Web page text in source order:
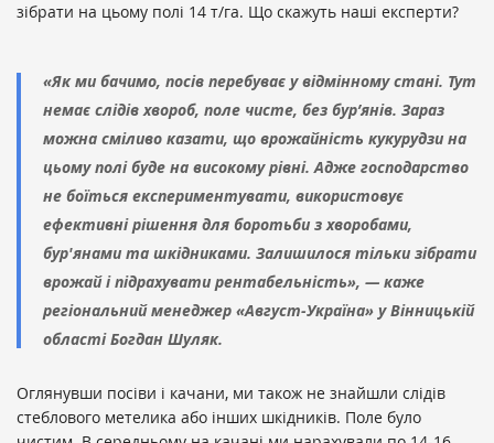
зібрати на цьому полі 14 т/га. Що скажуть наші експерти?
«Як ми бачимо, посів перебуває у відмінному стані. Тут
немає слідів хвороб, поле чисте, без бур’янів. Зараз
можна сміливо казати, що врожайність кукурудзи на
цьому полі буде на високому рівні. Адже господарство
не боїться експериментувати, використовує
ефективні рішення для боротьби з хворобами,
бур'янами та шкідниками. Залишилося тільки зібрати
врожай і підрахувати рентабельність», — каже
регіональний менеджер «Август-Україна» у Вінницькій
області Богдан Шуляк.
Оглянувши посіви і качани, ми також не знайшли слідів
стеблового метелика або інших шкідників. Поле було